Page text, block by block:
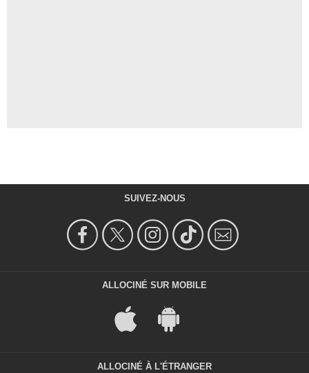
SUIVEZ-NOUS
ALLOCINÉ SUR MOBILE
ALLOCINÉ À L'ÉTRANGER